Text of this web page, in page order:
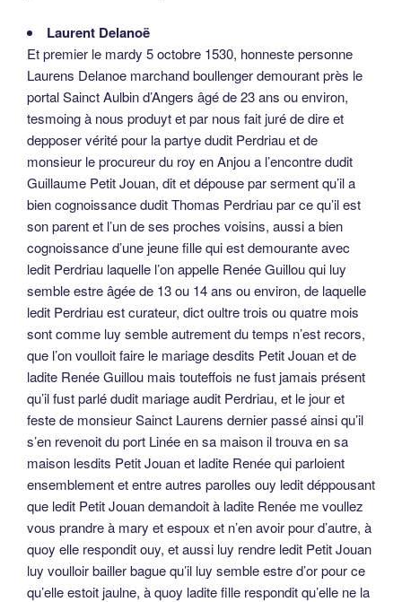
Laurent Delanoë
Et premier le mardy 5 octobre 1530, honneste personne
Laurens Delanoe marchand boullenger demourant près le
portal Sainct Aulbin d’Angers âgé de 23 ans ou environ,
tesmoing à nous produyt et par nous fait juré de dire et
depposer vérité pour la partye dudit Perdriau et de
monsieur le procureur du roy en Anjou a l’encontre dudit
Guillaume Petit Jouan, dit et dépouse par serment qu’il a
bien cognoissance dudit Thomas Perdriau par ce qu’il est
son parent et l’un de ses proches voisins, aussi a bien
cognoissance d’une jeune fille qui est demourante avec
ledit Perdriau laquelle l’on appelle Renée Guillou qui luy
semble estre âgée de 13 ou 14 ans ou environ, de laquelle
ledit Perdriau est curateur, dict oultre trois ou quatre mois
sont comme luy semble autrement du temps n’est recors,
que l’on voulloit faire le mariage desdits Petit Jouan et de
ladite Renée Guillou mais touteffois ne fust jamais présent
qu’il fust parlé dudit mariage audit Perdriau, et le jour et
feste de monsieur Sainct Laurens dernier passé ainsi qu’il
s’en revenoit du port Linée en sa maison il trouva en sa
maison lesdits Petit Jouan et ladite Renée qui parloient
ensemblement et entre autres parolles ouy ledit déppousant
que ledit Petit Jouan demandoit à ladite Renée me voullez
vous prandre à mary et espoux et n’en avoir pour d’autre, à
quoy elle respondit ouy, et aussi luy rendre ledit Petit Jouan
luy voulloir bailler bague qu’il luy semble estre d’or pour ce
qu’elle estoit jaulne, à quoy ladite fille respondit qu’elle ne la